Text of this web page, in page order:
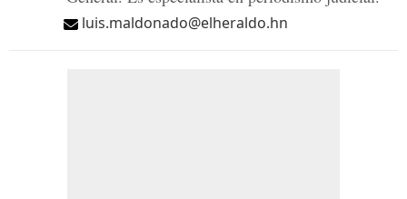
luis.maldonado@elheraldo.hn